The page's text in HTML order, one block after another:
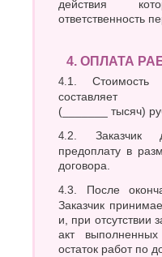
действия
ответственность
4. ОПЛАТА
4.1. Стоимость работ по Договору
(_______ тысяч)
4.2. Заказчик делает Исполнителю
предоплату в
договора.
4.3. После окончания доработки сайта
Заказчик
и, при отсутствии
акт
остаток работ по